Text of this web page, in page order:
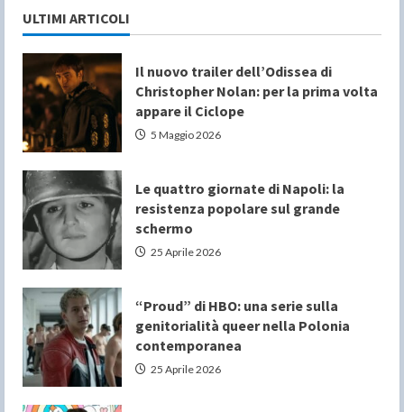
ULTIMI ARTICOLI
Il nuovo trailer dell’Odissea di
Christopher Nolan: per la prima volta
appare il Ciclope
5 Maggio 2026
Le quattro giornate di Napoli: la
resistenza popolare sul grande
schermo
25 Aprile 2026
“Proud” di HBO: una serie sulla
genitorialità queer nella Polonia
contemporanea
25 Aprile 2026